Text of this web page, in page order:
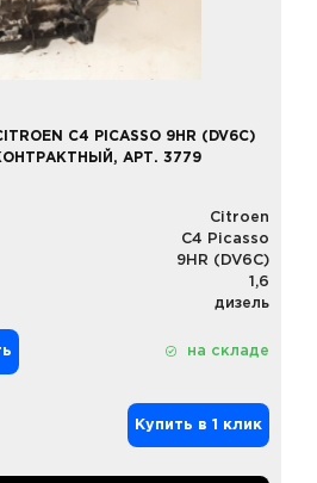
C4 PICASSO 9HR (DV6C)
АРТ. 3779
Citroen
C4 Picasso
9HR (DV6C)
1,6
дизель
на складе
Купить в 1 клик